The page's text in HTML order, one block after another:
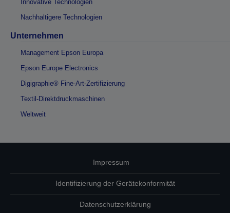
Innovative Technologien
Nachhaltigere Technologien
Unternehmen
Management Epson Europa
Epson Europe Electronics
Digigraphie® Fine-Art-Zertifizierung
Textil-Direktdruckmaschinen
Weltweit
Impressum
Identifizierung der Gerätekonformität
Datenschutzerklärung